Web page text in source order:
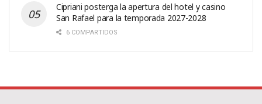
Cipriani posterga la apertura del hotel y casino
San Rafael para la temporada 2027-2028
6 COMPARTIDOS